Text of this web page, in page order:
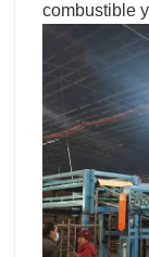
combustible